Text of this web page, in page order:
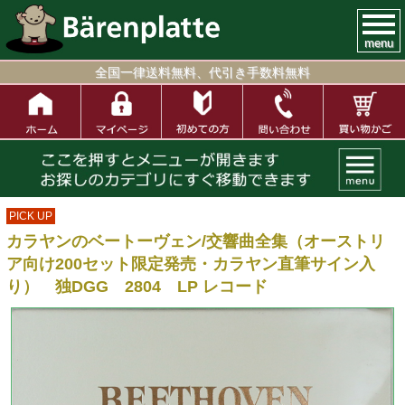
menu
全国一律送料無料、代引き手数料無料
PICK UP
カラヤンのベートーヴェン/交響曲全集（オーストリ
ア向け200セット限定発売・カラヤン直筆サイン入
り） 独DGG 2804 LP レコード